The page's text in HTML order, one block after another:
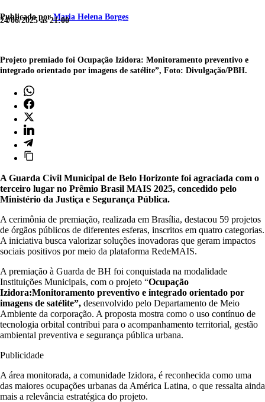
Publicado porMaria Helena Borges
24/06/2025 às 21:00
Projeto premiado foi Ocupação Izidora: Monitoramento preventivo e
integrado orientado por imagens de satélite”, Foto: Divulgação/PBH.
A Guarda Civil Municipal de Belo Horizonte foi agraciada com o
terceiro lugar no Prêmio Brasil MAIS 2025, concedido pelo
Ministério da Justiça e Segurança Pública.
A cerimônia de premiação, realizada em Brasília, destacou 59 projetos
de órgãos públicos de diferentes esferas, inscritos em quatro categorias.
A iniciativa busca valorizar soluções inovadoras que geram impactos
sociais positivos por meio da plataforma RedeMAIS.
A premiação à Guarda de BH foi conquistada na modalidade
Instituições Municipais, com o projeto “Ocupação
Izidora:Monitoramento preventivo e integrado orientado por
imagens de satélite”, desenvolvido pelo Departamento de Meio
Ambiente da corporação. A proposta mostra como o uso contínuo de
tecnologia orbital contribui para o acompanhamento territorial, gestão
ambiental preventiva e segurança pública urbana.
Publicidade
A área monitorada, a comunidade Izidora, é reconhecida como uma
das maiores ocupações urbanas da América Latina, o que ressalta ainda
mais a relevância estratégica do projeto.